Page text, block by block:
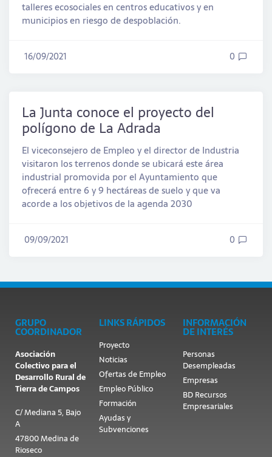
talleres ecosociales en centros educativos y en
municipios en riesgo de despoblación.
16/09/2021 0
La Junta conoce el proyecto del
polígono de La Adrada
El viceconsejero de Empleo y el director de Industria
visitaron los terrenos donde se ubicará este área
industrial promovida por el Ayuntamiento que
ofrecerá entre 6 y 9 hectáreas de suelo y que va
acorde a los objetivos de la agenda 2030
09/09/2021 0
GRUPO
COORDINADOR
Asociación
Colectivo para el
Desarrollo Rural de
Tierra de Campos
C/ Mediana 5, Bajo
A
47800 Medina de
Rioseco
LINKS RÁPIDOS
Proyecto
Noticias
Ofertas de Empleo
Empleo Público
Formación
Ayudas y
Subvenciones
INFORMACIÓN
DE INTERÉS
Personas
Desempleadas
Empresas
BD Recursos
Empresariales